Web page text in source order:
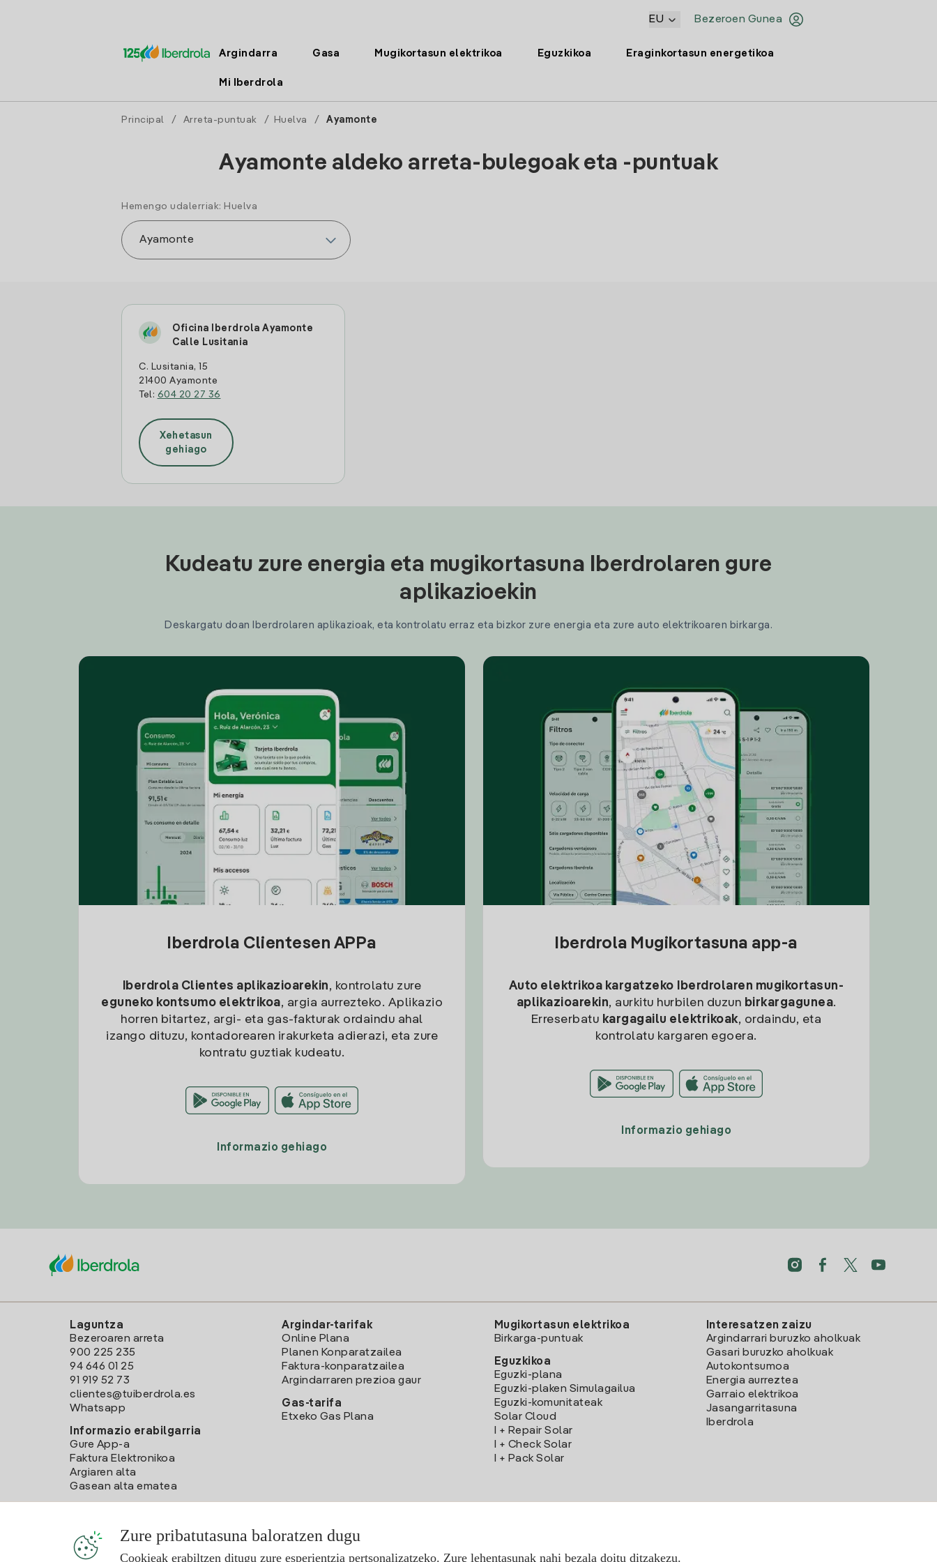
Bezeroen Gunea
EU
Argindarra Gasa Mugikortasun elektrikoa Eguzkikoa Eraginkortasun energetikoa
Mi Iberdrola
Principal / Arreta-puntuak / Huelva / Ayamonte
Ayamonte aldeko arreta-bulegoak eta -puntuak
Hemengo udalerriak: Huelva
Oficina Iberdrola Ayamonte
Calle Lusitania
C. Lusitania, 15
21400 Ayamonte
Tel: 604 20 27 36
Xehetasun
gehiago
Kudeatu zure energia eta mugikortasuna Iberdrolaren gure
aplikazioekin
Deskargatu doan Iberdrolaren aplikazioak, eta kontrolatu erraz eta bizkor zure energia eta zure auto elektrikoaren birkarga.
Iberdrola Clientesen APPa
Iberdrola Clientes aplikazioarekin, kontrolatu zure
eguneko kontsumo elektrikoa, argia aurrezteko. Aplikazio
horren bitartez, argi- eta gas-fakturak ordaindu ahal
izango dituzu, kontadorearen irakurketa adierazi, eta zure
kontratu guztiak kudeatu.
Informazio gehiago
Iberdrola Mugikortasuna app-a
Auto elektrikoa kargatzeko
Iberdrolaren mugikortasun-
aplikazioarekin, aurkitu hurbilen duzun birkargagunea.
Erreserbatu kargagailu elektrikoak, ordaindu, eta
kontrolatu kargaren egoera.
Informazio gehiago
Laguntza
Bezeroaren arreta
900 225 235
94 646 01 25
91 919 52 73
clientes@tuiberdrola.es
Whatsapp
Informazio erabilgarria
Gure App-a
Faktura Elektronikoa
Argiaren alta
Gasean alta ematea
Argindar-tarifak
Online Plana
Planen Konparatzailea
Faktura-konparatzailea
Argindarraren prezioa gaur
Gas-tarifa
Etxeko Gas Plana
Mugikortasun elektrikoa
Birkarga-puntuak
Eguzkikoa
Eguzki-plana
Eguzki-plaken Simulagailua
Eguzki-komunitateak
Solar Cloud
I + Repair Solar
I + Check Solar
I + Pack Solar
Interesatzen zaizu
Argindarrari buruzko aholkuak
Gasari buruzko aholkuak
Autokontsumoa
Energia aurreztea
Garraio elektrikoa
Jasangarritasuna
Iberdrola
Zure pribatutasuna baloratzen dugu
Cookieak erabiltzen ditugu zure esperientzia pertsonalizatzeko. Zure lehentasunak nahi bezala doitu ditzakezu.